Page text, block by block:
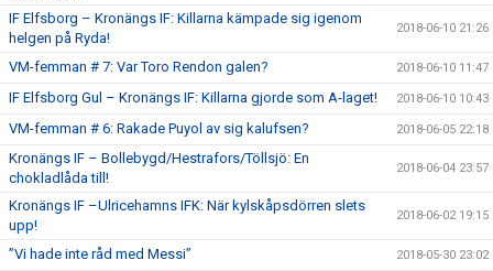
IF Elfsborg – Kronängs IF: Killarna kämpade sig igenom
helgen på Ryda!
2018-06-10 21:26
VM-femman # 7: Var Toro Rendon galen? 2018-06-10 11:47
IF Elfsborg Gul – Kronängs IF: Killarna gjorde som A-laget! 2018-06-10 10:43
VM-femman # 6: Rakade Puyol av sig kalufsen? 2018-06-05 22:18
Kronängs IF – Bollebygd/Hestrafors/Töllsjö: En
chokladlåda till!
2018-06-04 23:57
Kronängs IF –Ulricehamns IFK: När kylskåpsdörren slets
upp!
2018-06-02 19:15
”Vi hade inte råd med Messi” 2018-05-30 23:02